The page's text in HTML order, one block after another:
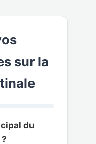
sur la
du